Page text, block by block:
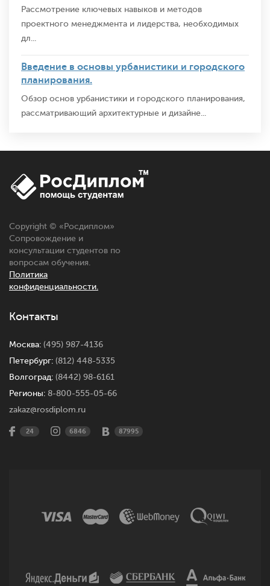
Рассмотрение ключевых навыков и методов
проектного менеджмента и лидерства, необходимых
дл...
Введение в основы урбанистики и городского
планирования.
Обзор основ урбанистики и городского планирования,
рассматривающий архитектурные и дизайне...
Copyright © « Росдиплом»
Сопровождение и
консультации студентов по
вопросам обучения.
Политика
конфиденциальности.
Контакты
Москва: (495) 987-4136
Петербург: (812) 448-5335
Волгоград: (8442) 98-6161
Регионы: 8-800-555-05-66
zakaz@rosdiplom.ru
24 6846 87995